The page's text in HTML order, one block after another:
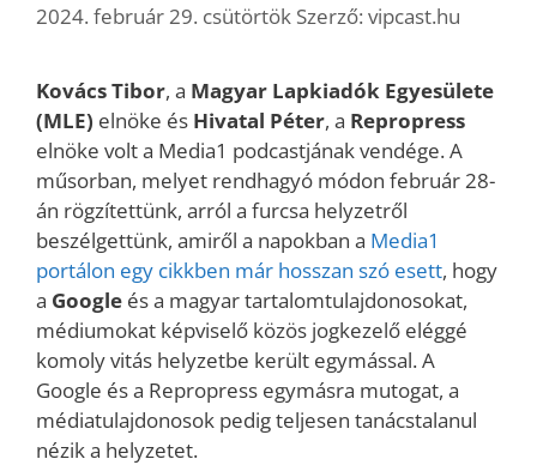
2024. február 29. csütörtök Szerző: vipcast.hu
Kovács Tibor, a Magyar Lapkiadók Egyesülete
(MLE) elnöke és Hivatal Péter, a Repropress
elnöke volt a Media1 podcastjának vendége. A
műsorban, melyet rendhagyó módon február 28-
án rögzítettünk, arról a furcsa helyzetről
beszélgettünk, amiről a napokban a Media1
portálon egy cikkben már hosszan szó esett, hogy
a Google és a magyar tartalomtulajdonosokat,
médiumokat képviselő közös jogkezelő eléggé
komoly vitás helyzetbe került egymással. A
Google és a Repropress egymásra mutogat, a
médiatulajdonosok pedig teljesen tanácstalanul
nézik a helyzetet.